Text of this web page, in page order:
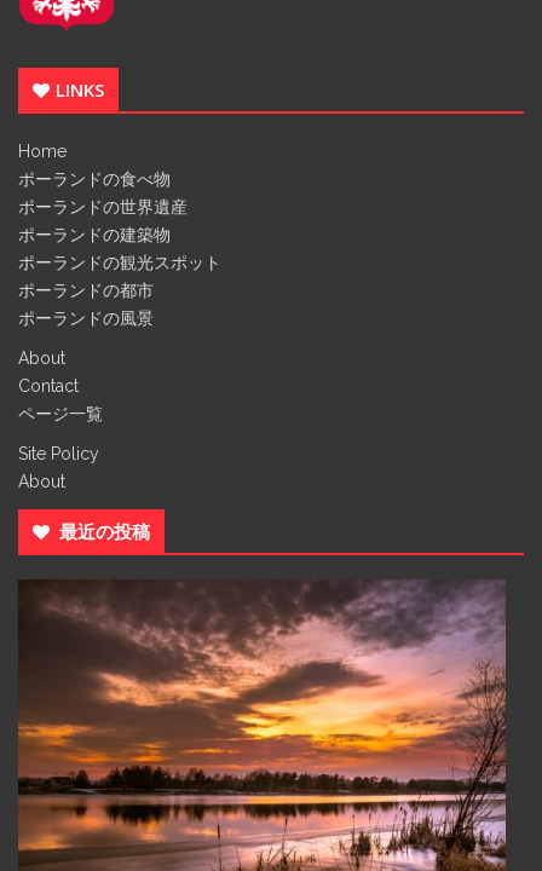
LINKS
Home
ポーランドの食べ物
ポーランドの世界遺産
ポーランドの建築物
ポーランドの観光スポット
ポーランドの都市
ポーランドの風景
About
Contact
ページ一覧
Site Policy
About
最近の投稿